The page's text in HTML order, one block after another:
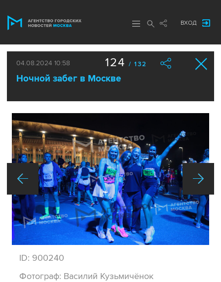
ВХОД
04.08.2024 10:58
Ночной забег в Москве
124 / 132
ID: 900240
Фотограф: Василий Кузьмичёнок